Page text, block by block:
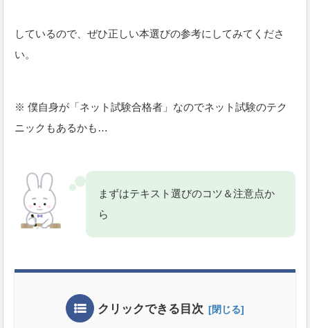
しているので、ぜひ正しい本選びの参考にしてみてくださ
い。
※ 僕自身が「ネット試験合格者」なのでネット試験のテク
ニックもあるかも…
まずはテキスト選びのコツ＆注意点か
ら
クリックできる目次